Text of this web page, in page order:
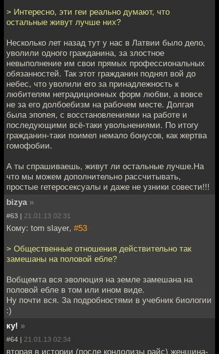
> Интересно, эти геи реально думают, что
остальные живут лучше них?
Несколько лет назад тут у нас в Латвии было дело,
уволили одного гражданина, за злостное
невыполнение им свои прямых профессиональных
обязанностей. Так этот гражданин поднял вой до
небес, что уволили его за принадлежность к
любителям нетрадиционных форм любви, а вовсе
не за его долбоебизм на рабочем месте. Долгая
была эпопея, с восстановлениями на работе и
последующими всё-таки увольнениями. По итогу
гражданин-таки поимел немало бонусов, как жертва
гомофобии.
А ты спрашиваешь, живут ли остальные лучше.На
что мы можем дополнительно рассчитывать,
простые гетеросексуалы и даже не узники совести!!!
bizya »
#63 | 21.01.13 02:31
Кому: tom slayer, #53
> Общественные отношения действительно так
замешаны на половой ебле?
Вобщемта вся эволюция на земле замешана на
половой ебле в том или ином виде.
Ну почти вся. За подробностями в учебник биологии
:)
ку! »
#64 | 21.01.13 02:34
вторая в истории (после кондолизы райс) женщина-